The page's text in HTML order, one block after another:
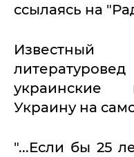
ссылаясь на
украинские
Украину на
"...Если бы 25